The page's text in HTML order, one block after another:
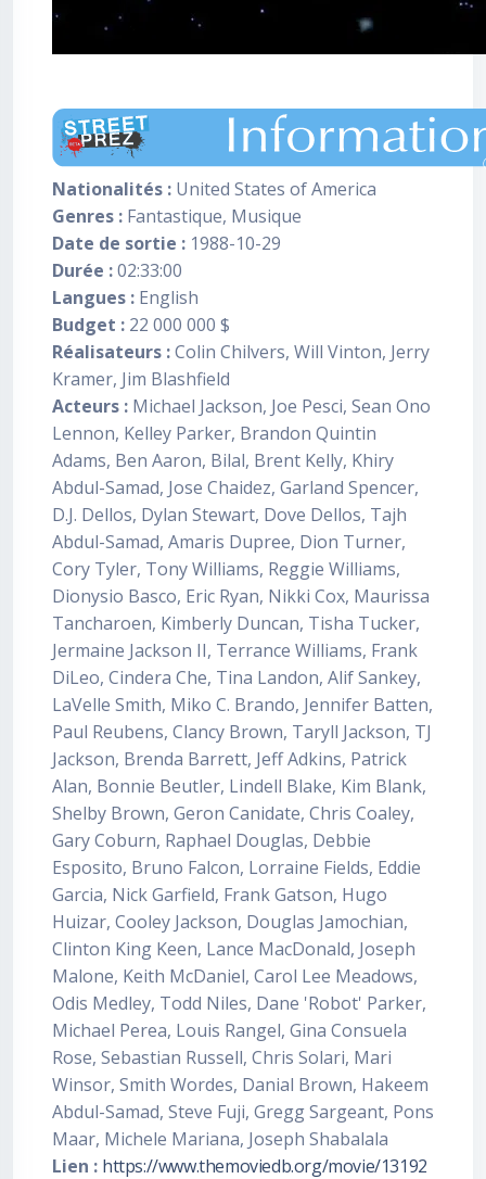
Nationalités : United States of America
Genres : Fantastique, Musique
Date de sortie : 1988-10-29
Durée :02:33:00
Langues : English
Budget : 22 000 000 $
Réalisateurs :Colin Chilvers, Will Vinton, Jerry
Kramer, Jim Blashfield
Acteurs : Michael Jackson, Joe Pesci, Sean Ono
Lennon, Kelley Parker, Brandon Quintin
Adams, Ben Aaron, Bilal, Brent Kelly, Khiry
Abdul-Samad, Jose Chaidez, Garland Spencer,
D.J. Dellos, Dylan Stewart, Dove Dellos, Tajh
Abdul-Samad, Amaris Dupree, Dion Turner,
Cory Tyler, Tony Williams, Reggie Williams,
Dionysio Basco, Eric Ryan, Nikki Cox, Maurissa
Tancharoen, Kimberly Duncan, Tisha Tucker,
Jermaine Jackson II, Terrance Williams, Frank
DiLeo, Cindera Che, Tina Landon, Alif Sankey,
LaVelle Smith, Miko C. Brando, Jennifer Batten,
Paul Reubens, Clancy Brown, Taryll Jackson, TJ
Jackson, Brenda Barrett, Jeff Adkins, Patrick
Alan, Bonnie Beutler, Lindell Blake, Kim Blank,
Shelby Brown, Geron Canidate, Chris Coaley,
Gary Coburn, Raphael Douglas, Debbie
Esposito, Bruno Falcon, Lorraine Fields, Eddie
Garcia, Nick Garfield, Frank Gatson, Hugo
Huizar, Cooley Jackson, Douglas Jamochian,
Clinton King Keen, Lance MacDonald, Joseph
Malone, Keith McDaniel, Carol Lee Meadows,
Odis Medley, Todd Niles, Dane 'Robot' Parker,
Michael Perea, Louis Rangel, Gina Consuela
Rose, Sebastian Russell, Chris Solari, Mari
Winsor, Smith Wordes, Danial Brown, Hakeem
Abdul-Samad, Steve Fuji, Gregg Sargeant, Pons
Maar, Michele Mariana, Joseph Shabalala
Lien : https://www.themoviedb.org/movie/13192